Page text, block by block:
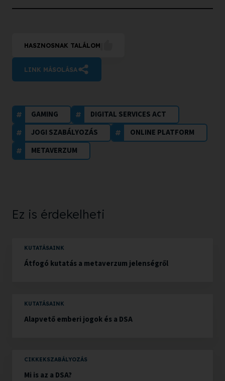
HASZNOSNAK TALÁLOM
LINK MÁSOLÁSA
GAMING
DIGITAL SERVICES ACT
JOGI SZABÁLYOZÁS
ONLINE PLATFORM
METAVERZUM
Ez is érdekelheti
KUTATÁSAINK
Átfogó kutatás a metaverzum jelenségről
KUTATÁSAINK
Alapvető emberi jogok és a DSA
CIKKEKSZABÁLYOZÁS
Mi is az a DSA?